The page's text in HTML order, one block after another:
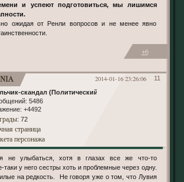
и успеют подготовиться, мы лишимся
ожидая от Ренли вопросов и не менее явно
+6
11
2014-01-16 23:26:06
скандал (Политический)
5486
+4492
: 72
страница
персонажа
таки у него сестры хоть и проблемные через одну.
на редкость. Не говоря уже о том, что Лувия